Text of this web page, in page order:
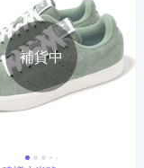
補貨中